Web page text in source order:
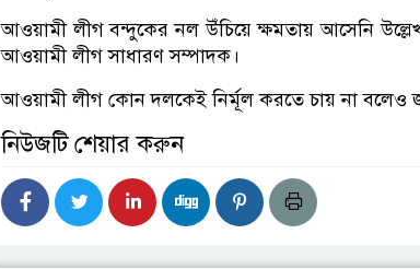
আওয়ামী লীগ বন্দুকের নল উঁচিয়ে ক্ষমতায় আসেনি
আওয়ামী লীগ সাধারণ সম্পাদক।
আওয়ামী লীগ কোন দলকেই নির্মূল করতে চায় না বলেও
নিউজটি শেয়ার করুন